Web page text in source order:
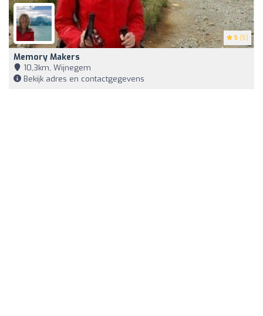
5 (5)
Memory Makers
10,3km, Wijnegem
Bekijk adres en contactgegevens